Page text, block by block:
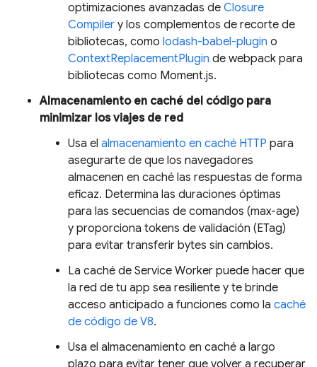
optimizaciones avanzadas de Closure
Compiler y los complementos de recorte de
bibliotecas, como lodash-babel-plugin o
ContextReplacementPlugin de webpack para
bibliotecas como Moment.js.
Almacenamiento en caché del código para
minimizar los viajes de red
Usa el almacenamiento en caché HTTP para
asegurarte de que los navegadores
almacenen en caché las respuestas de forma
eficaz. Determina las duraciones óptimas
para las secuencias de comandos (max-age)
y proporciona tokens de validación (ETag)
para evitar transferir bytes sin cambios.
La caché de Service Worker puede hacer que
la red de tu app sea resiliente y te brinde
acceso anticipado a funciones como la caché
de código de V8.
Usa el almacenamiento en caché a largo